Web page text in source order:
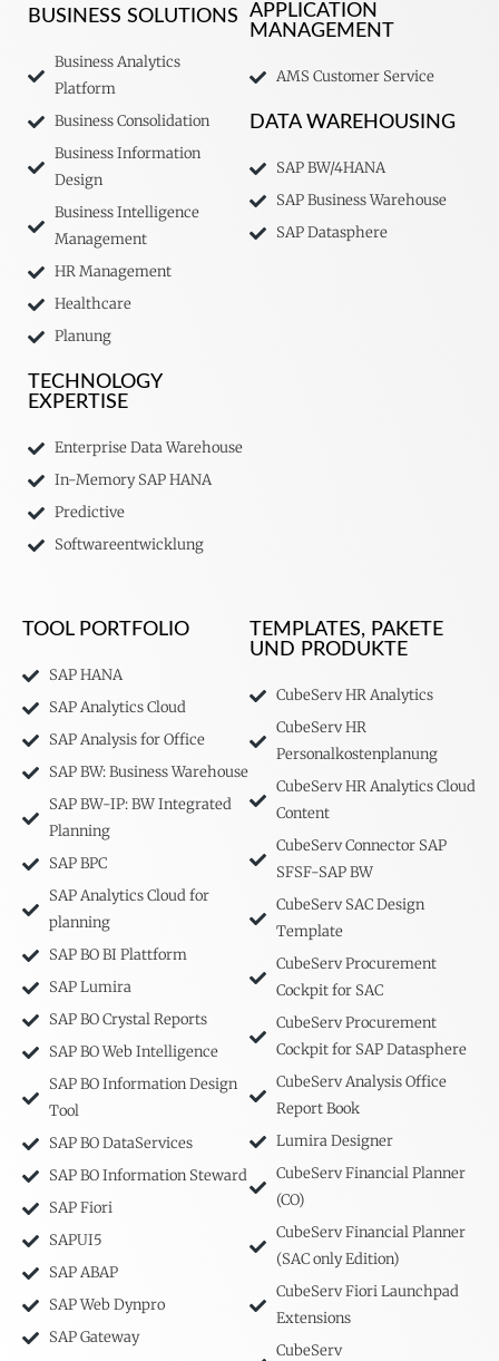
BUSINESS SOLUTIONS
Business Analytics
Platform
Business Consolidation
Business Information
Design
Business Intelligence
Management
HR Management
Healthcare
Planung
TECHNOLOGY
EXPERTISE
Enterprise Data Warehouse
In-Memory SAP HANA
Predictive
Softwareentwicklung
APPLICATION
MANAGEMENT
AMS Customer Service
DATA WAREHOUSING
SAP BW/4HANA
SAP Business Warehouse
SAP Datasphere
TOOL PORTFOLIO
SAP HANA
SAP Analytics Cloud
SAP Analysis for Office
SAP BW: Business Warehouse
SAP BW-IP: BW Integrated
Planning
SAP BPC
SAP Analytics Cloud for
planning
SAP BO BI Plattform
SAP Lumira
SAP BO Crystal Reports
SAP BO Web Intelligence
SAP BO Information Design
Tool
SAP BO DataServices
SAP BO Information Steward
SAP Fiori
SAPUI5
SAP ABAP
SAP Web Dynpro
SAP Gateway
TEMPLATES, PAKETE
UND PRODUKTE
CubeServ HR Analytics
CubeServ HR
Personalkostenplanung
CubeServ HR Analytics Cloud
Content
CubeServ Connector SAP
SFSF-SAP BW
CubeServ SAC Design
Template
CubeServ Procurement
Cockpit for SAC
CubeServ Procurement
Cockpit for SAP Datasphere
CubeServ Analysis Office
Report Book
Lumira Designer
CubeServ Financial Planner
(CO)
CubeServ Financial Planner
(SAC only Edition)
CubeServ Fiori Launchpad
Extensions
CubeServ